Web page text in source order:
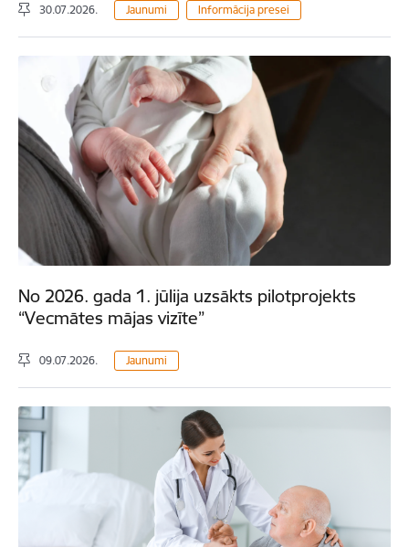
30.07.2026. Jaunumi Informācija presei
No 2026. gada 1. jūlija uzsākts pilotprojekts
“Vecmātes mājas vizīte”
09.07.2026. Jaunumi